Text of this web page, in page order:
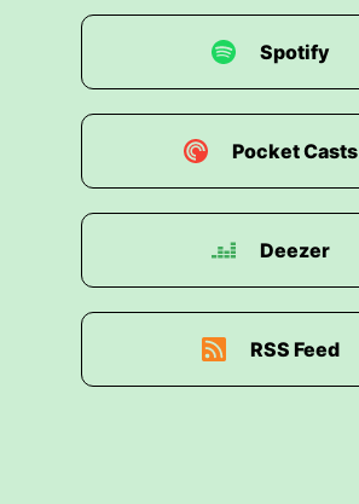
Spotify
Pocket Casts
Deezer
RSS Feed